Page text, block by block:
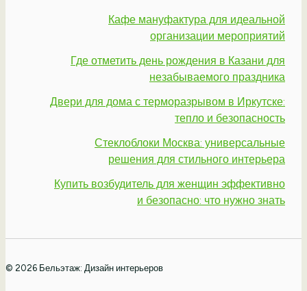
Кафе мануфактура для идеальной
организации мероприятий
Где отметить день рождения в Казани для
незабываемого праздника
Двери для дома с терморазрывом в Иркутске:
тепло и безопасность
Стеклоблоки Москва: универсальные
решения для стильного интерьера
Купить возбудитель для женщин эффективно
и безопасно: что нужно знать
© 2026 Бельэтаж: Дизайн интерьеров